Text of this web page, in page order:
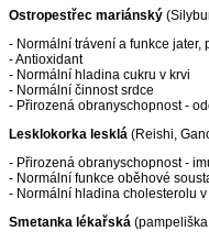
Ostropestřec mariánský
- Normální trávení a funkce jater,
- Antioxidant
- Normální hladina cukru v krvi
- Normální činnost srdce
- Přirozená obranyschopnost -
Lesklokorka lesklá (Reishi,
- Přirozená obranyschopnost -
- Normální funkce oběhové
- Normální hladina cholesterolu v
Smetanka lékařská